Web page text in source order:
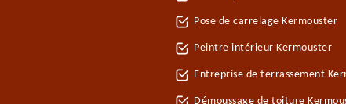
Pose de carrelage Kermouster
Peintre intérieur Kermouster
Entreprise de terrassement
Démoussage de toiture